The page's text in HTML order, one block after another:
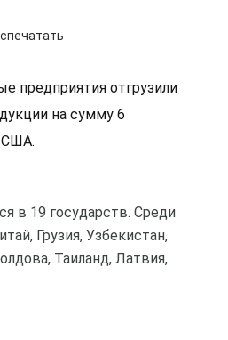
предприятия отгрузили
на сумму 6
США.
в 19 государств. Среди
Грузия, Узбекистан,
Таиланд, Латвия,